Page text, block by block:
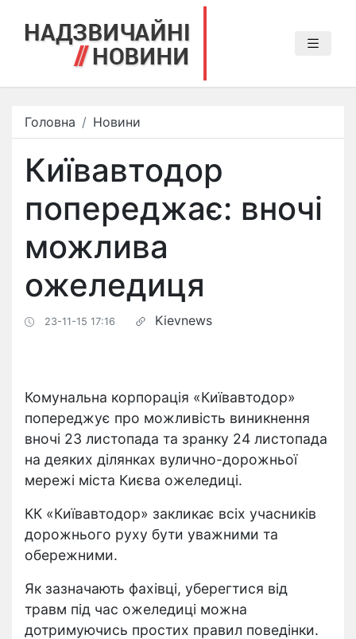
Головна Новини
Київавтодор
попереджає: вночі
можлива
ожеледиця
23-11-15 17:16 Kievnews
Комунальна корпорація «Київавтодор»
попереджує про можливість виникнення
вночі 23 листопада та зранку 24 листопада
на деяких ділянках вулично-дорожньої
мережі міста Києва ожеледиці.
КК «Київавтодор» закликає всіх учасників
дорожнього руху бути уважними та
обережними.
Як зазначають фахівці, уберегтися від
травм під час ожеледиці можна
дотримуючись простих правил поведінки.